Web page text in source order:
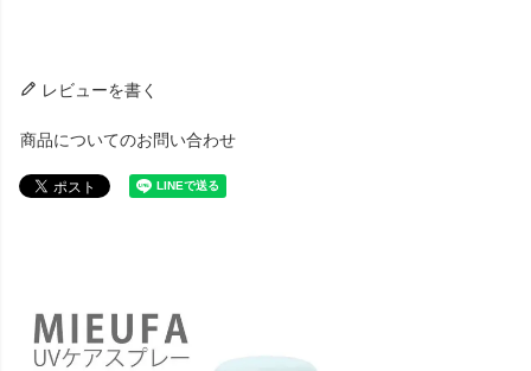
レビューを書く
商品についてのお問い合わせ